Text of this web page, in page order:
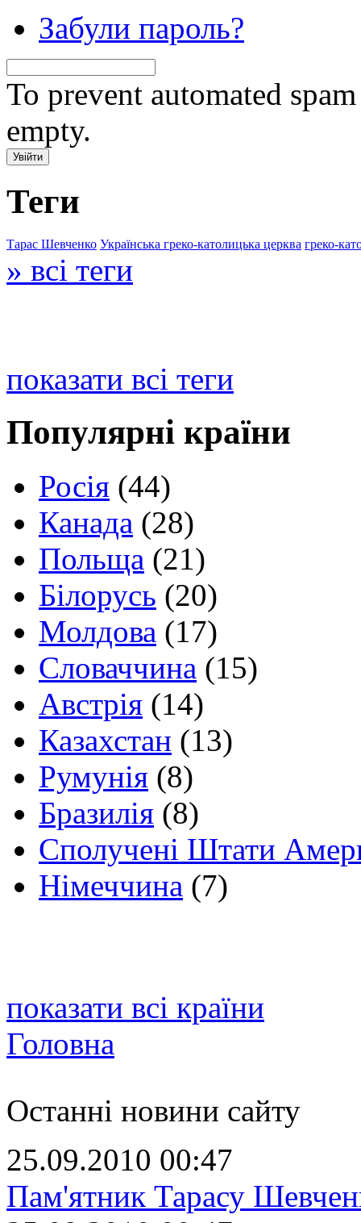
Забули пароль?
To prevent automated
empty.
Теги
Тарас Шевченко Українська греко-католицька церква греко-
» всі теги
показати всі теги
Популярні країни
Росія (44)
Канада (28)
Польща (21)
Білорусь (20)
Молдова (17)
Словаччина (15)
Австрія (14)
Казахстан (13)
Румунія (8)
Бразилія (8)
Сполучені Штати
Німеччина (7)
показати всі країни
Головна
Останні новини сайту
25.09.2010 00:47
Пам'ятник Тарасу